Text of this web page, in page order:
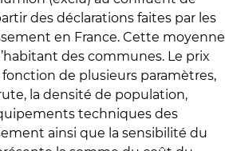
des déclarations faites par les
en France. Cette moyenne
des communes. Le prix
de plusieurs paramètres,
la densité de population,
techniques des
ainsi que la sensibilité du